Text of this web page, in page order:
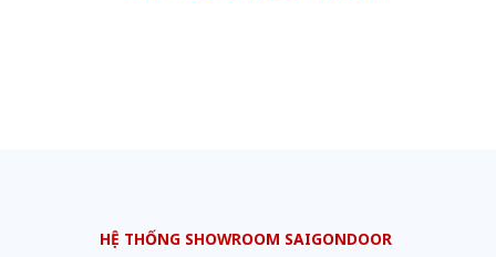
HỆ THỐNG SHOWROOM SAIGONDOOR